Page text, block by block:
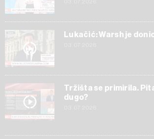
Lukačić: Warsh je
Tržišta se primirila.
dugo?